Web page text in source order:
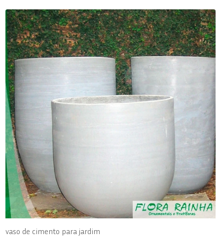
vaso de cimento para jardim